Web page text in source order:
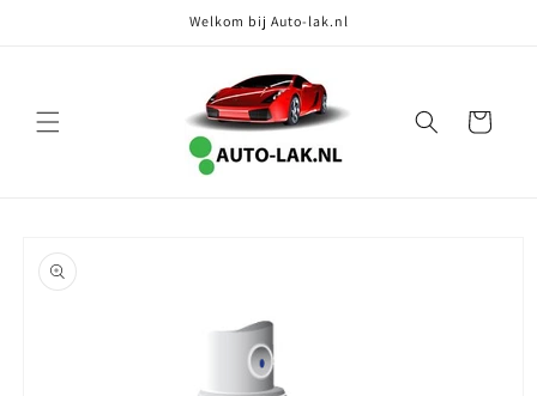
Welkom bij Auto-lak.nl
Winkelwagen